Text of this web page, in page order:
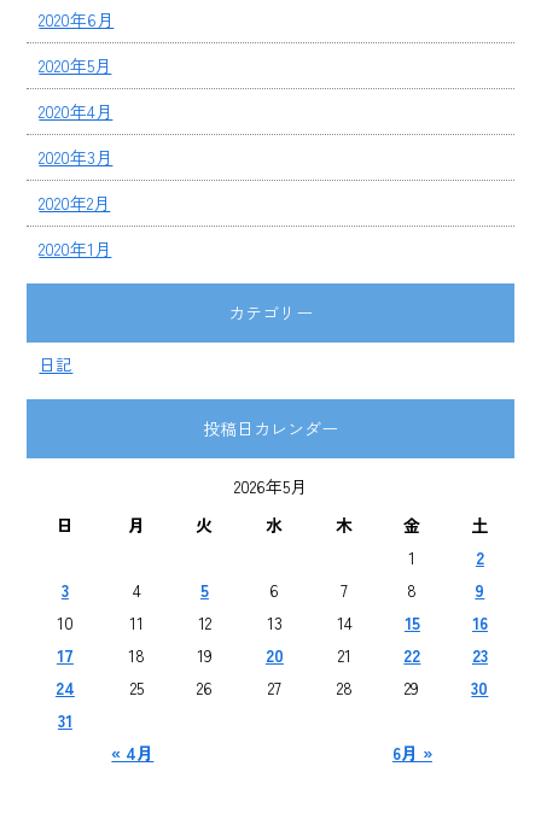
2020年6月
2020年5月
2020年4月
2020年3月
2020年2月
2020年1月
カテゴリー
日記
投稿日カレンダー
2026年5月
日
月 火 水 木 金 土
« 4月 6月 »
1
2
3
4 5 6 7 8
9
10
11 12 13 14 15
16
17
18 19 20 21 22
23
24
25 26 27 28 29
30
31